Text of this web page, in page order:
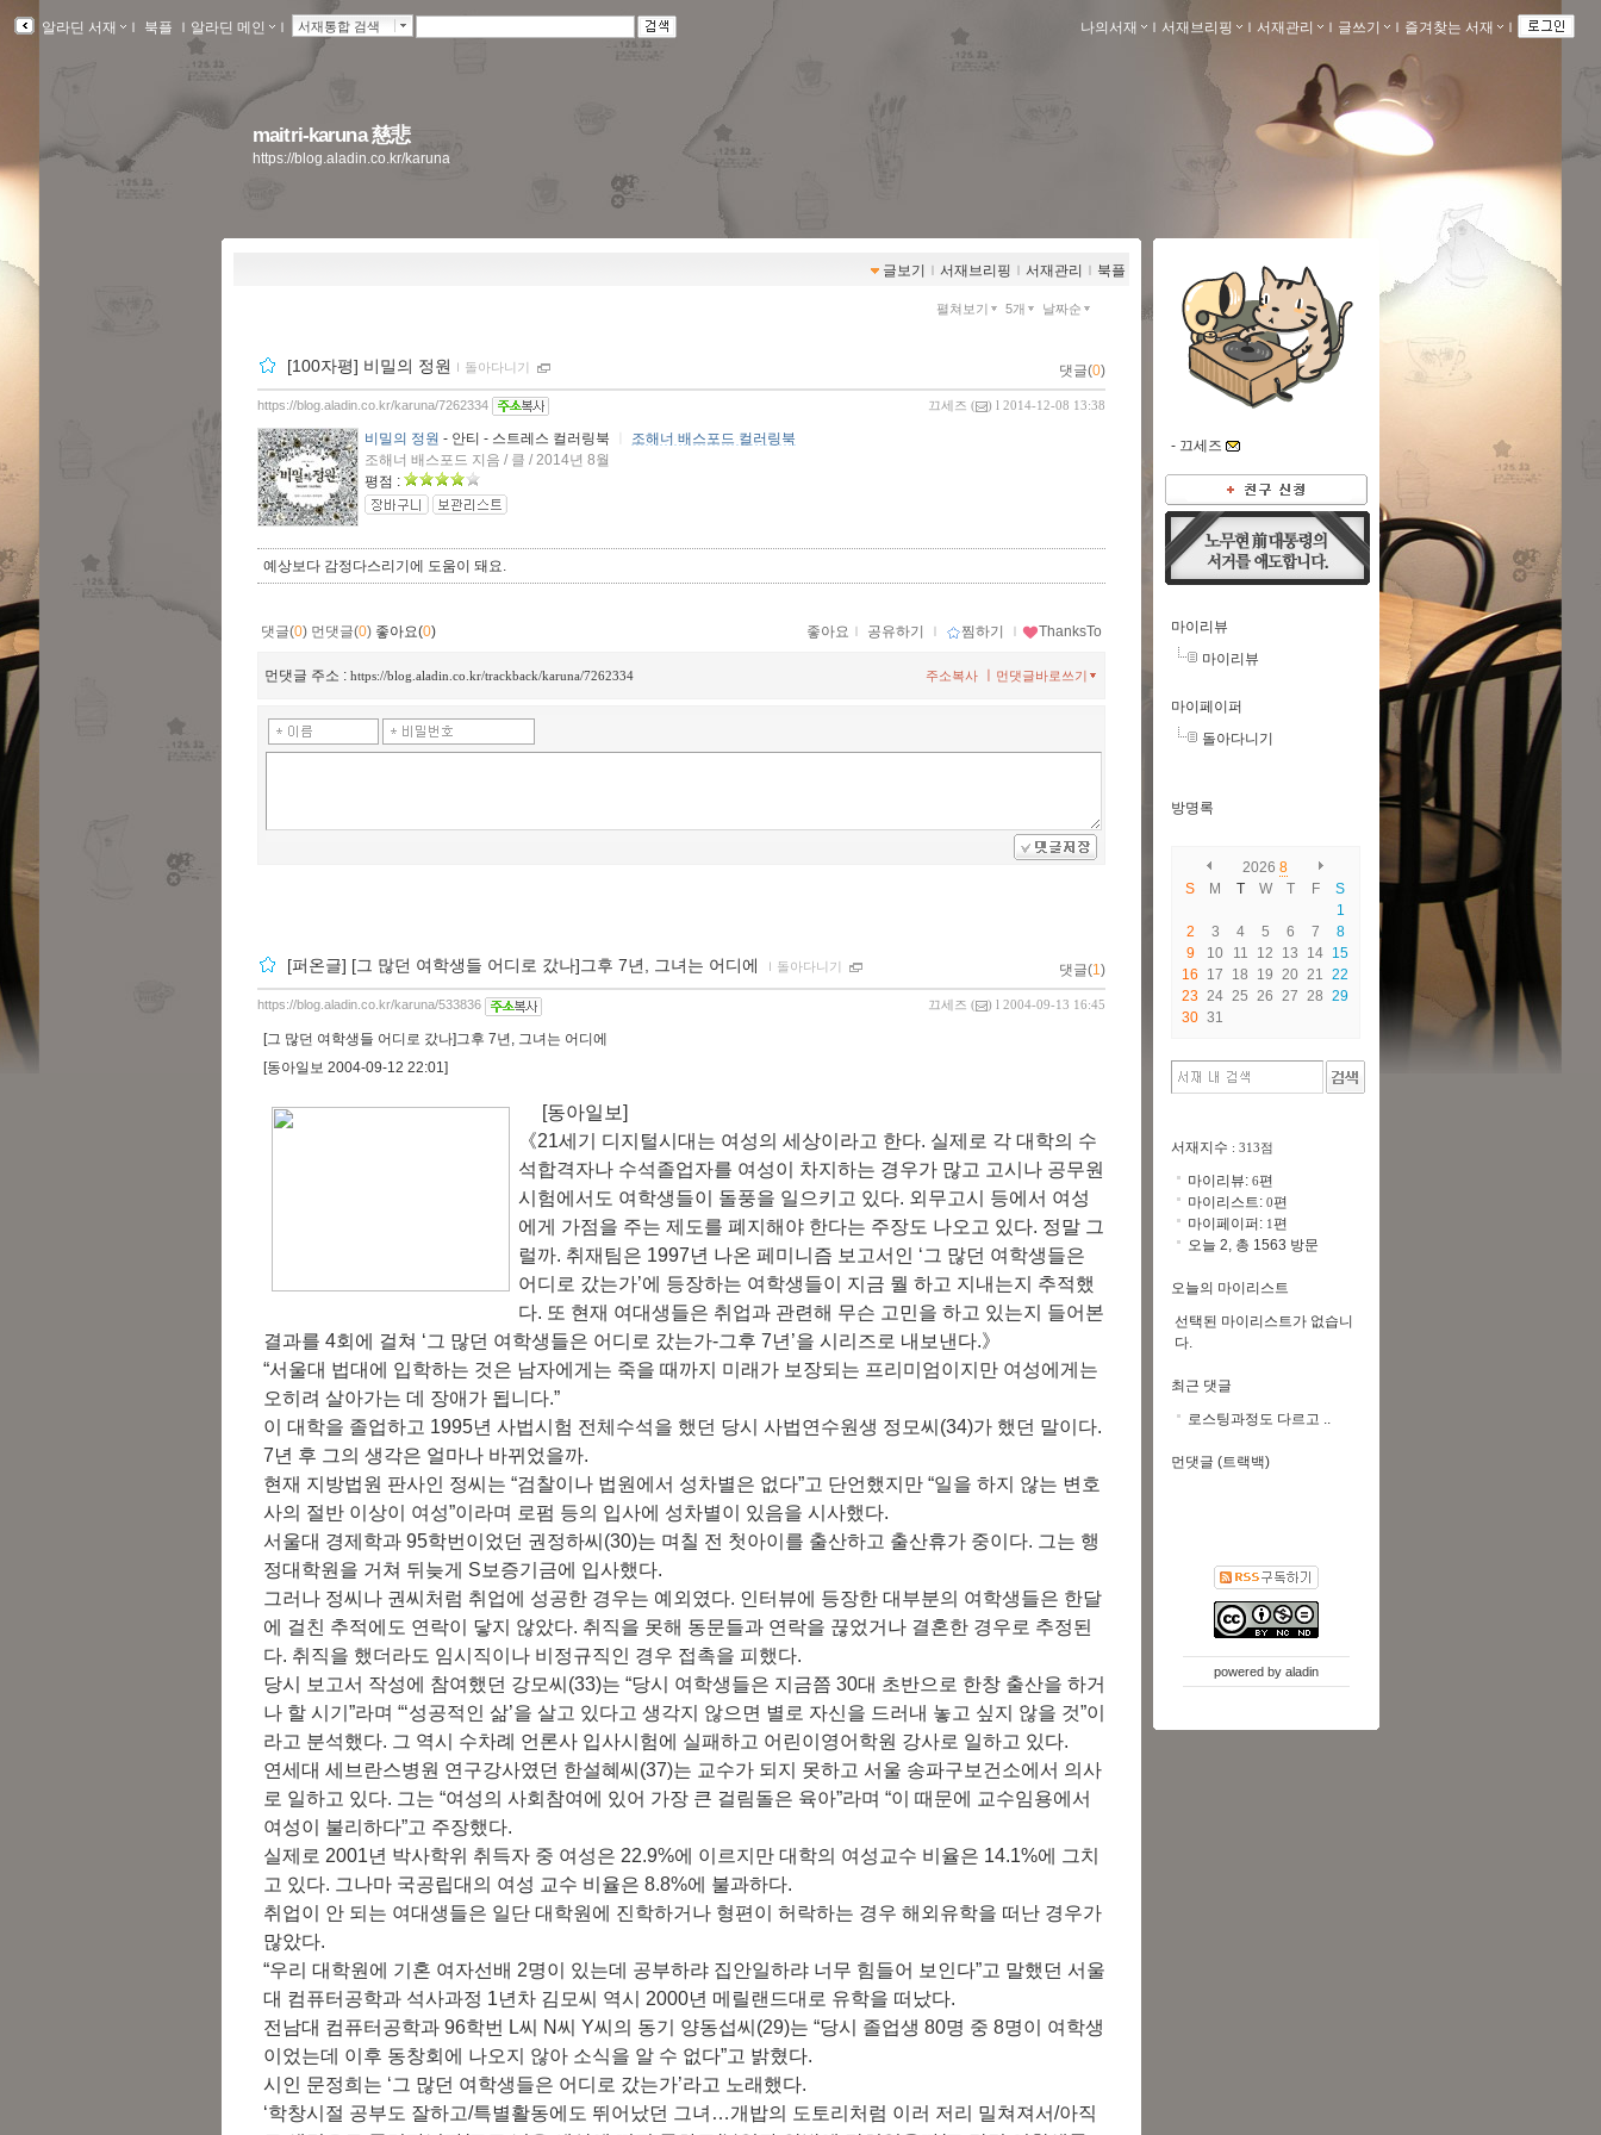
알라딘 서재 ｌ 북플 ｌ 알라딘 메인 ｌ 서재통합 검색 나의서재 ｌ 서재브리핑 ｌ 서재관리 ｌ 글쓰기 ｌ 즐겨찾는 서재 ｌ
maitri-karuna 慈悲
https://blog.aladin.co.kr/karuna
글보기 ｌ 서재브리핑 ｌ 서재관리 ｌ 북플
펼쳐보기 5개 날짜순
[100자평] 비밀의 정원 ｌ 돌아다니기 댓글(0)
끄세즈 ( ) l 2014-12-08 13:38
https://blog.aladin.co.kr/karuna/7262334
비밀의 정원 - 안티 - 스트레스 컬러링북
조해너 배스포드 컬러링북
조해너 배스포드 지음 / 클 / 2014년 8월
평점 :
예상보다 감정다스리기에 도움이 돼요.
댓글(0) 먼댓글(0) 좋아요(0) 좋아요 ｌ 공유하기 ｌ 찜하기 ｌ ThanksTo
먼댓글 주소 : https://blog.aladin.co.kr/trackback/karuna/7262334 먼댓글바로쓰기
주소복사
[퍼온글] [그 많던 여학생들 어디로 갔나]그후 7년, 그녀는 어디에 ｌ 돌아다니기 댓글(1)
끄세즈 ( ) l 2004-09-13 16:45
https://blog.aladin.co.kr/karuna/533836
[그 많던 여학생들 어디로 갔나]그후 7년, 그녀는 어디에
[동아일보 2004-09-12 22:01]
[동아일보]
《21세기 디지털시대는 여성의 세상이라고 한다. 실제로 각 대학의 수
석합격자나 수석졸업자를 여성이 차지하는 경우가 많고 고시나 공무원
시험에서도 여학생들이 돌풍을 일으키고 있다. 외무고시 등에서 여성
에게 가점을 주는 제도를 폐지해야 한다는 주장도 나오고 있다. 정말 그
럴까. 취재팀은 1997년 나온 페미니즘 보고서인 ‘그 많던 여학생들은
어디로 갔는가’에 등장하는 여학생들이 지금 뭘 하고 지내는지 추적했
다. 또 현재 여대생들은 취업과 관련해 무슨 고민을 하고 있는지 들어본
결과를 4회에 걸쳐 ‘그 많던 여학생들은 어디로 갔는가-그후 7년’을 시리즈로 내보낸다.》
“서울대 법대에 입학하는 것은 남자에게는 죽을 때까지 미래가 보장되는 프리미엄이지만 여성에게는
오히려 살아가는 데 장애가 됩니다.”
이 대학을 졸업하고 1995년 사법시험 전체수석을 했던 당시 사법연수원생 정모씨(34)가 했던 말이다.
7년 후 그의 생각은 얼마나 바뀌었을까.
현재 지방법원 판사인 정씨는 “검찰이나 법원에서 성차별은 없다”고 단언했지만 “일을 하지 않는 변호
사의 절반 이상이 여성”이라며 로펌 등의 입사에 성차별이 있음을 시사했다.
서울대 경제학과 95학번이었던 권정하씨(30)는 며칠 전 첫아이를 출산하고 출산휴가 중이다. 그는 행
정대학원을 거쳐 뒤늦게 S보증기금에 입사했다.
그러나 정씨나 권씨처럼 취업에 성공한 경우는 예외였다. 인터뷰에 등장한 대부분의 여학생들은 한달
에 걸친 추적에도 연락이 닿지 않았다. 취직을 못해 동문들과 연락을 끊었거나 결혼한 경우로 추정된
다. 취직을 했더라도 임시직이나 비정규직인 경우 접촉을 피했다.
당시 보고서 작성에 참여했던 강모씨(33)는 “당시 여학생들은 지금쯤 30대 초반으로 한창 출산을 하거
나 할 시기”라며 “‘성공적인 삶’을 살고 있다고 생각지 않으면 별로 자신을 드러내 놓고 싶지 않을 것”이
라고 분석했다. 그 역시 수차례 언론사 입사시험에 실패하고 어린이영어학원 강사로 일하고 있다.
연세대 세브란스병원 연구강사였던 한설혜씨(37)는 교수가 되지 못하고 서울 송파구보건소에서 의사
로 일하고 있다. 그는 “여성의 사회참여에 있어 가장 큰 걸림돌은 육아”라며 “이 때문에 교수임용에서
여성이 불리하다”고 주장했다.
실제로 2001년 박사학위 취득자 중 여성은 22.9%에 이르지만 대학의 여성교수 비율은 14.1%에 그치
고 있다. 그나마 국공립대의 여성 교수 비율은 8.8%에 불과하다.
취업이 안 되는 여대생들은 일단 대학원에 진학하거나 형편이 허락하는 경우 해외유학을 떠난 경우가
많았다.
“우리 대학원에 기혼 여자선배 2명이 있는데 공부하랴 집안일하랴 너무 힘들어 보인다”고 말했던 서울
대 컴퓨터공학과 석사과정 1년차 김모씨 역시 2000년 메릴랜드대로 유학을 떠났다.
전남대 컴퓨터공학과 96학번 L씨 N씨 Y씨의 동기 양동섭씨(29)는 “당시 졸업생 80명 중 8명이 여학생
이었는데 이후 동창회에 나오지 않아 소식을 알 수 없다”고 밝혔다.
시인 문정희는 ‘그 많던 여학생들은 어디로 갔는가’라고 노래했다.
‘학창시절 공부도 잘하고/특별활동에도 뛰어났던 그녀…개밥의 도토리처럼 이러 저리 밀쳐져서/아직
- 끄세즈
마이리뷰
마이리뷰
마이페이퍼
돌아다니기
방명록
2026 8
S
M T W T F
S
1
2
3 4 5 6 7
8
9
10 11 12 13 14 15
16
17 18 19 20 21 22
23 24 25 26 27 28 29
30 31
서재지수 : 313점
마이리뷰: 6편
마이리스트: 0편
마이페이퍼: 1편
오늘 2, 총 1563 방문
오늘의 마이리스트
선택된 마이리스트가 없습니
다.
최근 댓글
로스팅과정도 다르고 ..
먼댓글 (트랙백)
powered by aladin